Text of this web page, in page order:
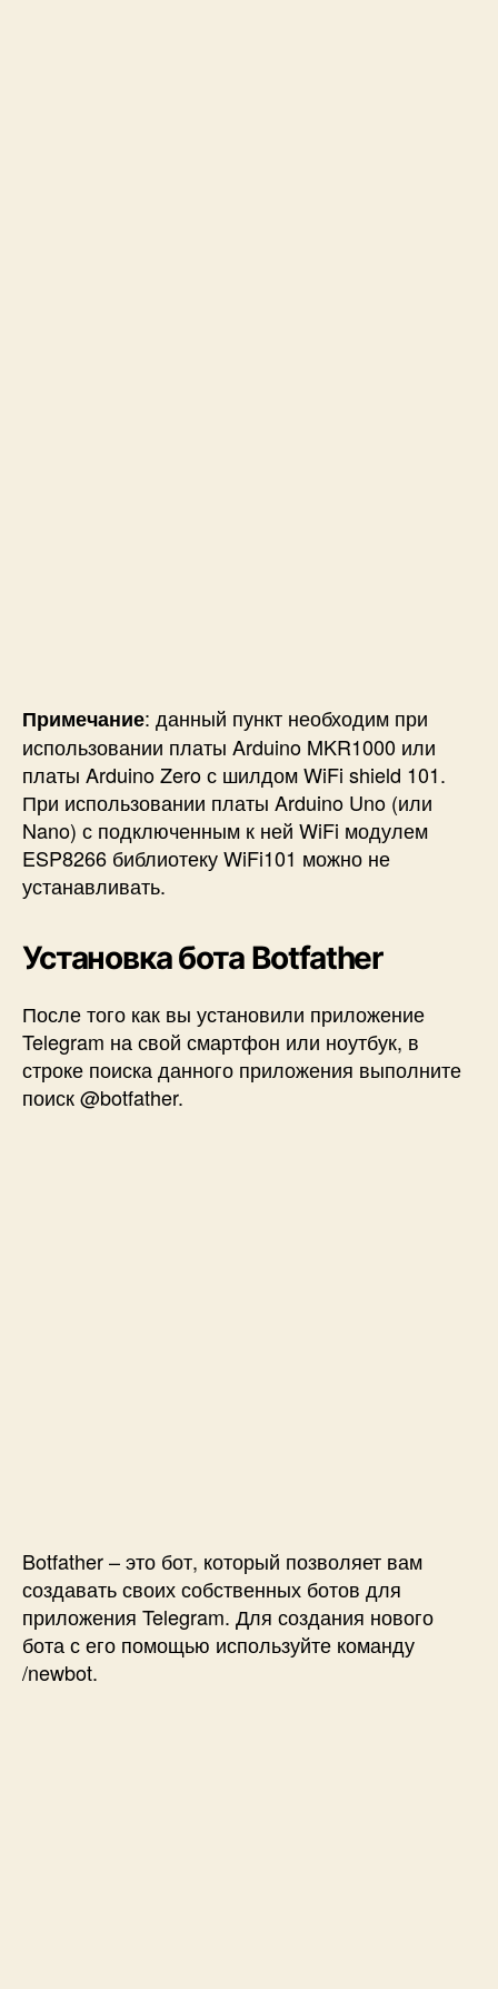
Примечание: данный пункт необходим при
использовании платы Arduino MKR1000 или
платы Arduino Zero с шилдом WiFi shield 101.
При использовании платы Arduino Uno (или
Nano) с подключенным к ней WiFi модулем
ESP8266 библиотеку WiFi101 можно не
устанавливать.
Установка бота Botfather
После того как вы установили приложение
Telegram на свой смартфон или ноутбук, в
строке поиска данного приложения выполните
поиск @botfather.
Botfather – это бот, который позволяет вам
создавать своих собственных ботов для
приложения Telegram. Для создания нового
бота с его помощью используйте команду
/newbot.